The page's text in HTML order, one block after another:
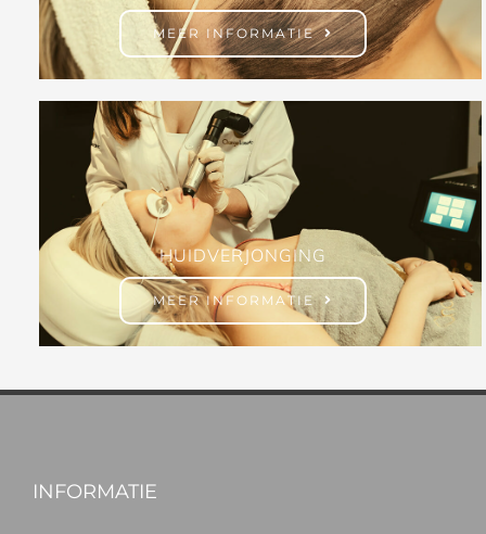
MEER INFORMATIE
HUIDVERJONGING
MEER INFORMATIE
INFORMATIE